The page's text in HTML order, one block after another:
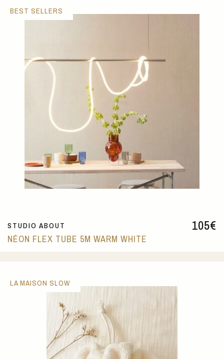
105€
STUDIO ABOUT
NÉON FLEX TUBE 5M WARM WHITE
BEST SELLERS
LA MAISON SLOW